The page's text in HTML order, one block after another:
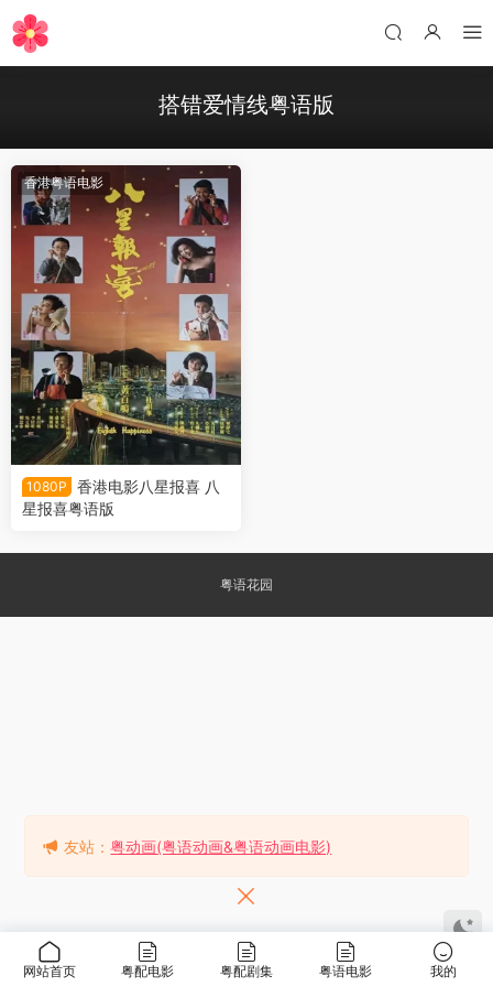
搭错爱情线粤语版
香港粤语电影
1080P
香港电影八星报喜 八
星报喜粤语版
粤语花园
网站首页 粤配电影 粤配剧集 粤语电影 我的
友站：粤动画(粤语动画&粤语动画电影)